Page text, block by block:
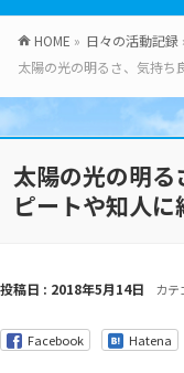
HOME » 日々の活動記録
太陽の光の明るさ、気持ち
太陽の光の明る
ピートや知人に
投稿日 : 2018年5月14日 カテ
Facebook Hatena